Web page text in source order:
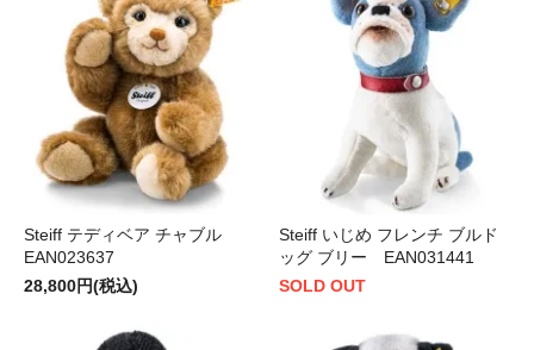
Steiff テディベア チャブル
EAN023637
28,800円(税込)
Steiff いじめ フレンチ ブルド
ッグ ブリー EAN031441
SOLD OUT